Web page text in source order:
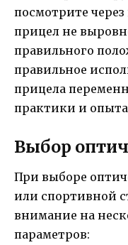
посмотрите через
прицел не
правильного
правильное
прицела
практики и
Выбор
При выборе
или спортивной
внимание на
параметров: